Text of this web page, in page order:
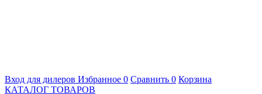
Вход для дилеров Избранное 0 Сравнить 0 Корзина
КАТАЛОГ ТОВАРОВ